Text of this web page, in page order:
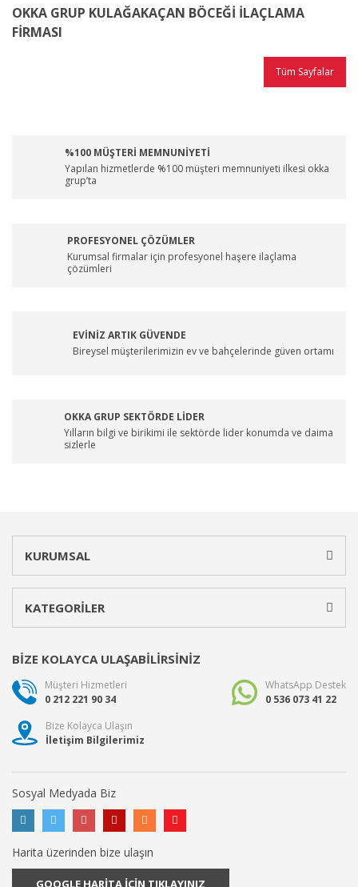
OKKA GRUP KULAĞAKAÇAN BÖCEĞİ İLAÇLAMA
FİRMASI
Tüm Sayfalar
%100 MÜŞTERİ MEMNUNİYETİ
Yapılan hizmetlerde %100 müşteri memnuniyeti ilkesi okka
grup’ta
PROFESYONEL ÇÖZÜMLER
Kurumsal firmalar için profesyonel haşere ilaçlama
çözümleri
EVİNİZ ARTIK GÜVENDE
Bireysel müşterilerimizin ev ve bahçelerinde güven ortamı
OKKA GRUP SEKTÖRDE LİDER
Yılların bilgi ve birikimi ile sektörde lider konumda ve daima
sizlerle
KURUMSAL
KATEGORİLER
BİZE KOLAYCA ULAŞABİLİRSİNİZ
Müşteri Hizmetleri
0 212 221 90 34
WhatsApp Destek
0 536 073 41 22
Bize Kolayca Ulaşın
İletişim Bilgilerimiz
Sosyal Medyada Biz
Harita üzerinden bize ulaşın
GOOGLE HARİTA İÇİN TIKLAYINIZ